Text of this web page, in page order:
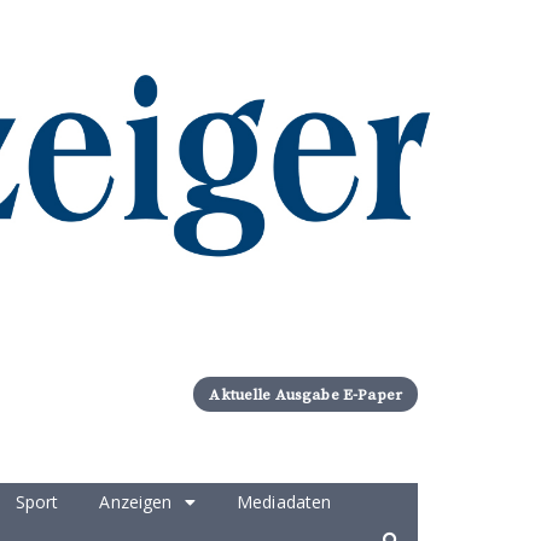
Aktuelle Ausgabe E-Paper
Sport Anzeigen
Mediadaten